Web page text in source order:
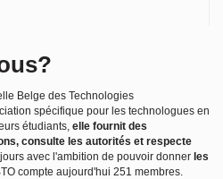
Belge des Technologies
spécifique pour les technologues en
étudiants, elle fournit des
consulte les autorités et respecte
avec l'ambition de pouvoir donner les
compte aujourd'hui 251 membres.